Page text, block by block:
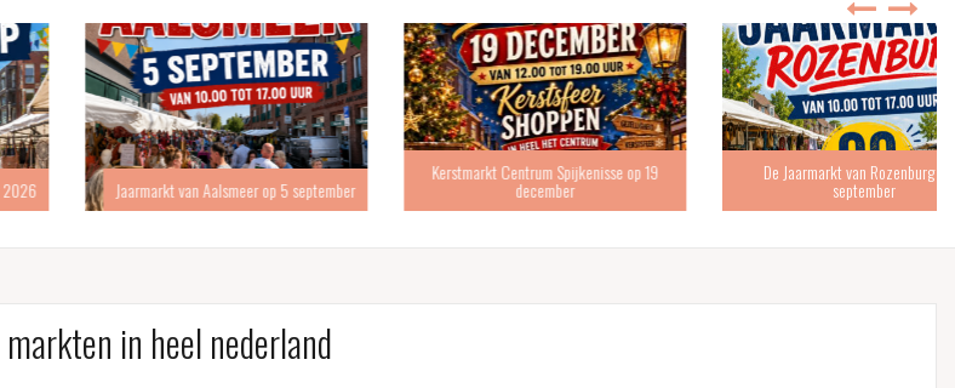
Jaarmarkt van Aalsmeer op 5 september
Kerstmarkt Centrum Spijkenisse op 19 De Jaarmarkt van Rozenburg is 19
markten in heel nederland